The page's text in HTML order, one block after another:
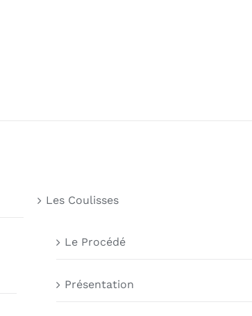
Les Coulisses
Le Procédé
Présentation